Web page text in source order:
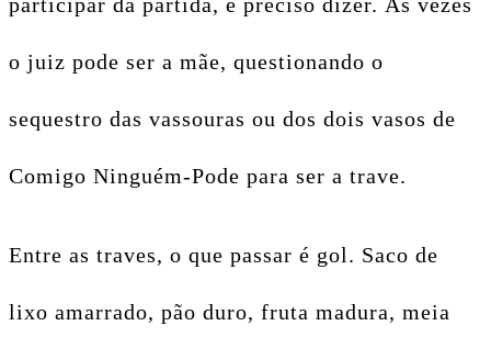
o juiz pode ser a mãe, questionando o
sequestro das vassouras ou dos dois vasos de
Comigo Ninguém-Pode para ser a trave.
Entre as traves, o que passar é gol. Saco de
lixo amarrado, pão duro, fruta madura, meia